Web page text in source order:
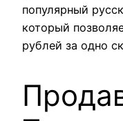
популярный
который
рублей за одно